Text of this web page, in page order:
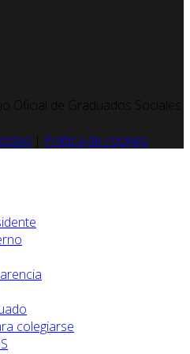
Oficial de Graduados Sociales
Política de cookies
colegiarse